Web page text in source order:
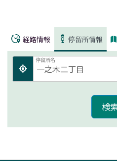
経路情報 停留所情報
停留所名